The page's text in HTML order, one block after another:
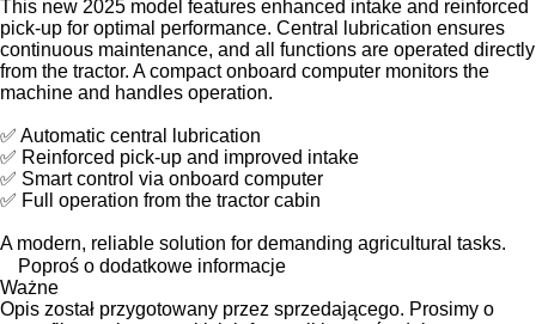
This new 2025 model features enhanced intake and reinforced
pick-up for optimal performance. Central lubrication ensures
continuous maintenance, and all functions are operated directly
from the tractor. A compact onboard computer monitors the
machine and handles operation.
✅ Automatic central lubrication
✅ Reinforced pick-up and improved intake
✅ Smart control via onboard computer
✅ Full operation from the tractor cabin
A modern, reliable solution for demanding agricultural tasks.
Poproś o dodatkowe informacje
Ważne
Opis został przygotowany przez sprzedającego. Prosimy o